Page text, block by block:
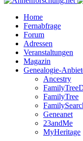
Home
Fernabfrage
Forum
Adressen
Veranstaltungen
Magazin
Genealogie-
Ancestry
FamilyTree
Geneanet
23andMe
MyHeritage